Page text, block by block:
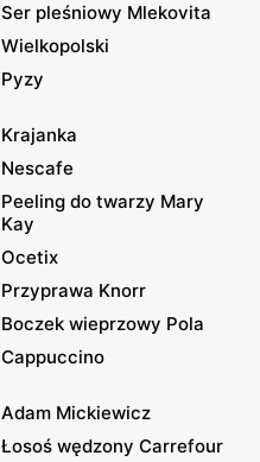
Ser pleśniowy Mlekovita
Wielkopolski
Pyzy
Krajanka
Nescafe
Peeling do twarzy Mary
Kay
Ocetix
Przyprawa Knorr
Boczek wieprzowy Pola
Cappuccino
Adam Mickiewicz
Łosoś wędzony Carrefour